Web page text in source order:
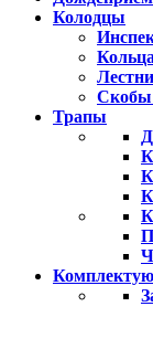
Колодцы
Скобы
Трапы